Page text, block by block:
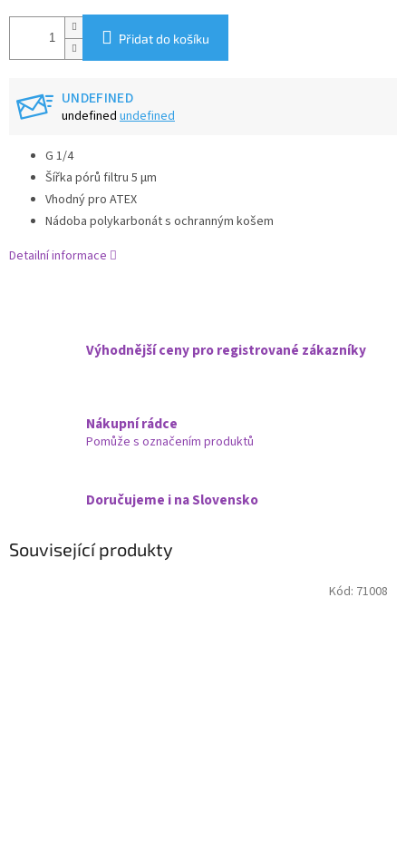
Přidat do košíku
UNDEFINED
undefined undefined
G 1/4
Šířka pórů filtru 5 µm
Vhodný pro ATEX
Nádoba polykarbonát s ochranným košem
Detailní informace
Výhodnější ceny pro registrované zákazníky
Nákupní rádce
Pomůže s označením produktů
Doručujeme i na Slovensko
Související produkty
Kód: 71008